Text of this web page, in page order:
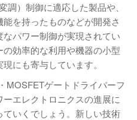
）制御に適応した製品や、
を持ったものなどが開発さ
パワー制御が実現されてい
効率的な利用や機器の小型
にも寄与しています。
MOSFETゲートドライバーフ
エレクトロニクスの進展に
いくでしょう。新しい技術